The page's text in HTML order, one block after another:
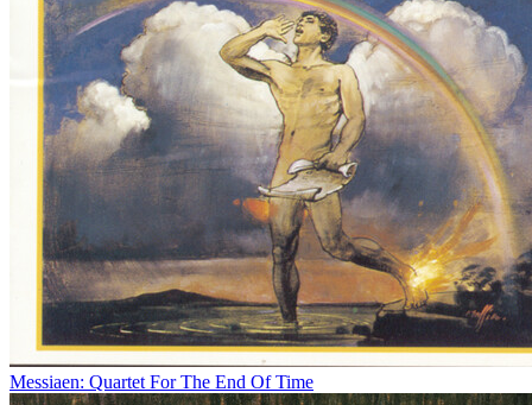
Messiaen: Quartet For The End Of Time